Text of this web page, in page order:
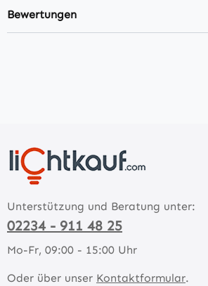
Bewertungen
Unterstützung und Beratung unter:
02234 - 911 48 25
Mo-Fr, 09:00 - 15:00 Uhr
Oder über unser Kontaktformular.